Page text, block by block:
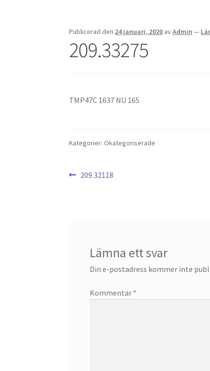
Publicerad den 24 januari, 2020 avAdmin —
209.33275
TMP47C 1637 NU 165
Kategorier: Okategoriserade
Inläggsnavigering
Föregående
209.32118
Lämna ett svar
Din e-postadress kommer inte
Kommentar *